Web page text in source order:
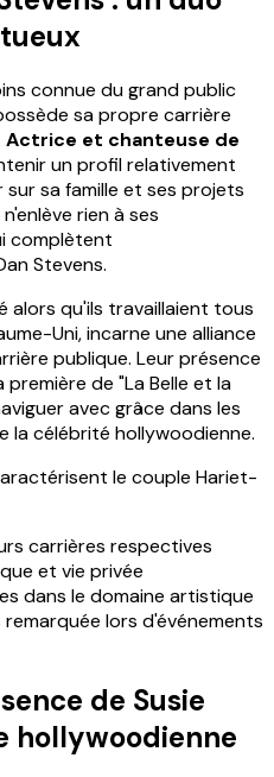
connue du grand public
sa propre carrière
Actrice et chanteuse de
un profil relativement
sa famille et ses projets
rien à ses
complètent
Stevens.
alors qu'ils travaillaient tous
Uni, incarne une alliance
publique. Leur présence
de "La Belle et la
avec grâce dans les
la célébrité hollywoodienne.
le couple Hariet-
carrières respectives
et vie privée
dans le domaine artistique
lors d'événements
de Susie
hollywoodienne